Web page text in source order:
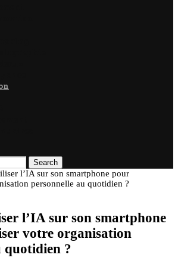
Search
l’IA sur son smartphone pour
personnelle au quotidien ?
l’IA sur son smartphone
votre organisation
quotidien ?